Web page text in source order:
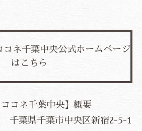
コネ千葉中央公式ホームページ
はこちら
ココネ千葉中央】概要
千葉県千葉市中央区新宿2-5-1